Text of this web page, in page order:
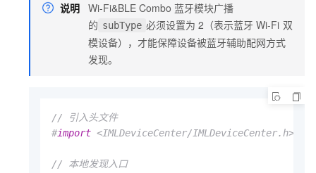
说明 Wi-Fi&BLE Combo 蓝牙模块广播
的 subType 必须设置为 2（表示蓝牙 Wi-Fi 双
模设备），才能保障设备被蓝牙辅助配网方式
发现。
// 引入头文件
#import <IMLDeviceCenter/IMLDeviceCenter.h>
// 本地发现入口